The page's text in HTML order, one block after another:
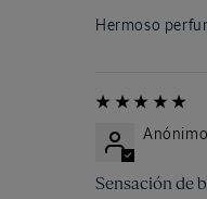
Hermoso
Anónimo
Sensación de